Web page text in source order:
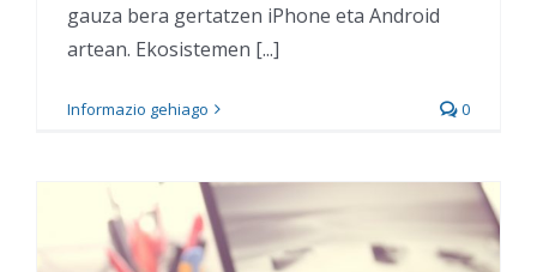
gauza bera gertatzen iPhone eta Android
artean. Ekosistemen [...]
Informazio gehiago 0